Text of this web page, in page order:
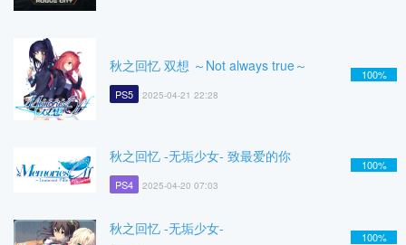
秋之回忆 双想 ～Not always true～
PS5 2025-04-21 22:28
100%
秋之回忆 -无垢少女- 致最爱的你
PS4 2025-04-20 07:03
100%
秋之回忆 -无垢少女- 100%